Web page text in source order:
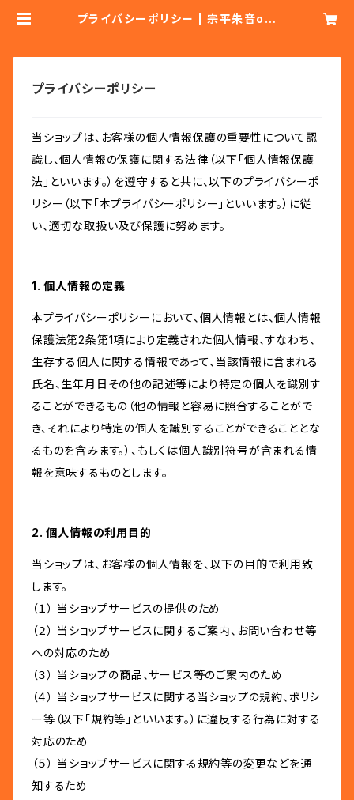
プライバシーポリシー | 宗平朱音onl
プライバシーポリシー
当ショップは、お客様の個人情報保護の重要性について認
識し、個人情報の保護に関する法律（以下「個人情報保護
法」といいます。）を遵守すると共に、以下のプライバシーポ
リシー（以下「本プライバシーポリシー」といいます。）に従
い、適切な取扱い及び保護に努めます。
1. 個人情報の定義
本プライバシーポリシーにおいて、個人情報とは、個人情報
保護法第2条第1項により定義された個人情報、すなわち、
生存する個人に関する情報であって、当該情報に含まれる
氏名、生年月日その他の記述等により特定の個人を識別す
ることができるもの（他の情報と容易に照合することがで
き、それにより特定の個人を識別することができることとな
るものを含みます。）、もしくは個人識別符号が含まれる情
報を意味するものとします。
2. 個人情報の利用目的
当ショップは、お客様の個人情報を、以下の目的で利用致
します。
（１） 当ショップサービスの提供のため
（２） 当ショップサービスに関するご案内、お問い合わせ等
への対応のため
（３） 当ショップの商品、サービス等のご案内のため
（４） 当ショップサービスに関する当ショップの規約、ポリシ
ー等（以下「規約等」といいます。）に違反する行為に対する
対応のため
（５） 当ショップサービスに関する規約等の変更などを通
知するため